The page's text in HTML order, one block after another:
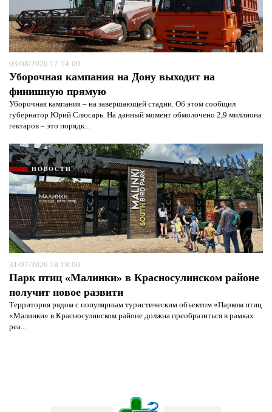
03/08/2026 17:14:00
Уборочная кампания на Дону выходит на
финишную прямую
Уборочная кампания – на завершающей стадии. Об этом сообщил
губернатор Юрий Слюсарь. На данный момент обмолочено 2,9 миллиона
гектаров – это порядк...
НОВОСТИ
31/07/2026 18:18:00
Парк птиц «Малинки» в Красносулинском районе
получит новое развити
Территория рядом с популярным туристическим объектом «Парком птиц
«Малинки» в Красносулинском районе должна преобразиться в рамках
реа...